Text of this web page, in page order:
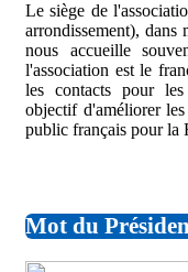
Le siège de
arrondissement), dans
nous accueille
l'association est le
les contacts pour
objectif d'améliorer
public français pour la
Mot du